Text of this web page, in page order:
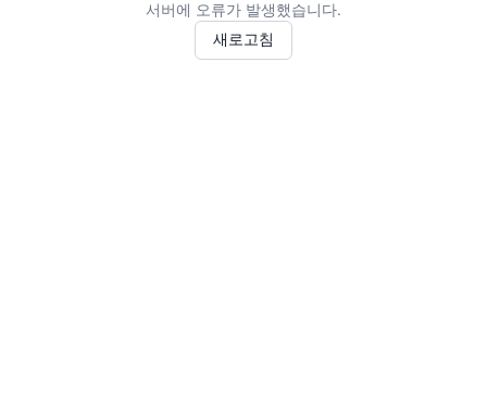
서버에 오류가 발생했습니다.
새로고침